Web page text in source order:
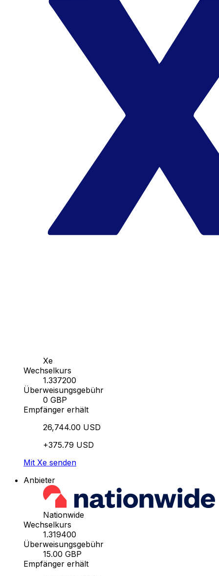
Xe
Wechselkurs
1.337200
Überweisungsgebühr
0 GBP
Empfänger erhält
26,744.00 USD
+375.79 USD
Mit Xe senden
Anbieter
Nationwide
Wechselkurs
1.319400
Überweisungsgebühr
15.00 GBP
Empfänger erhält